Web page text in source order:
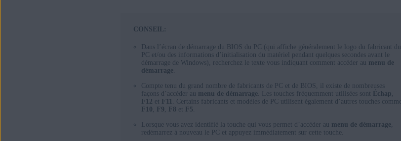
CONSEIL:
Dans l’écran de démarrage du BIOS du PC (qui affiche généralement le logo du fabricant du
PC et/ou des informations d’initialisation du matériel pendant quelques secondes avant le
démarrage de Windows), recherchez le texte vous indiquant comment accéder au menu de
démarrage.
Compte tenu du grand nombre de fabricants de PC et de BIOS, il existe de nombreuses
façons d’accéder au menu de démarrage. Les touches fréquemment utilisées sont Échap,
F12 et F11 . Certains fabricants et modèles de PC utilisent également d’autres touches comme
F10, F9, F8 et F5.
Lorsque vous avez identifié la touche qui vous permet d’accéder au menu de démarrage,
redémarrez à nouveau le PC et appuyez immédiatement sur cette touche.